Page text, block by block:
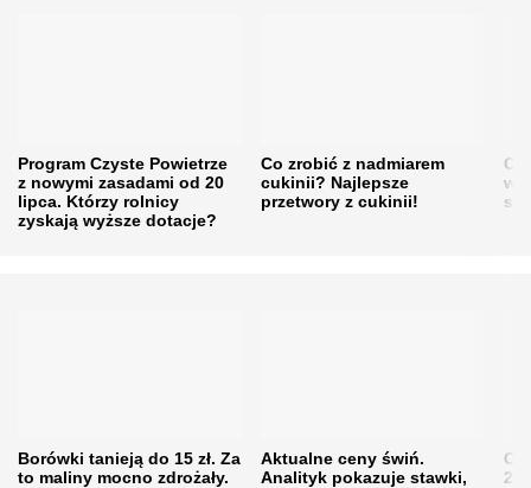
Program Czyste Powietrze
z nowymi zasadami od 20
lipca. Którzy rolnicy
zyskają wyższe dotacje?
Co zrobić z nadmiarem
cukinii? Najlepsze
przetwory z cukinii!
w
Borówki tanieją do 15 zł. Za
to maliny mocno zdrożały.
Aktualne ceny świń.
Analityk pokazuje stawki,